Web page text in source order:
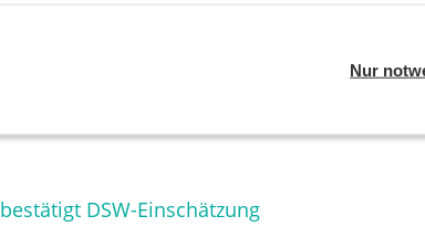
Nur
ETF-Sparer
die Anlagestrategie vieler Privatanleger eine
Ausweitung ihrer Auswahlindices um. Bei
DSW-Einschätzung